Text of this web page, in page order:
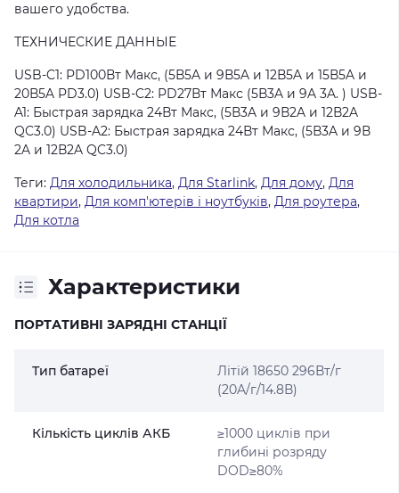
вашего удобства.
ТЕХНИЧЕСКИЕ ДАННЫЕ
USB-C1: PD100Вт Макс, (5В5A и 9В5A и 12В5A и 15В5A и
20В5A PD3.0) USB-C2: PD27Вт Макс (5В3A и 9A 3A. ) USB-
A1: Быстрая зарядка 24Вт Макс, (5В3A и 9В2A и 12В2A
QC3.0) USB-A2: Быстрая зарядка 24Вт Макс, (5В3A и 9В
2A и 12В2A QC3.0)
Теги: Для холодильника, Для Starlink, Для дому, Для
квартири, Для комп'ютерів і ноутбуків, Для роутера,
Для котла
Характеристики
ПОРТАТИВНІ ЗАРЯДНІ СТАНЦІЇ
Тип батареї
Літій 18650 296Вт/г
(20A/г/14.8В)
Кількість циклів АКБ
≥1000 циклів при
глибині розряду
DOD≥80%